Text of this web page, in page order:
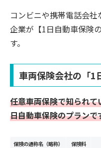
コンビニや携帯電話会
企業が【1日自動車保険
す。
車両保険会社の「1
任意車両保険で知られて
日自動車保険のプランで
保険の通称名（略称） 保険料